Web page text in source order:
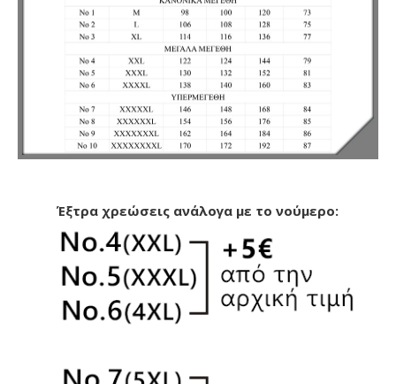
Έξτρα χρεώσεις ανάλογα με το νούμερο: